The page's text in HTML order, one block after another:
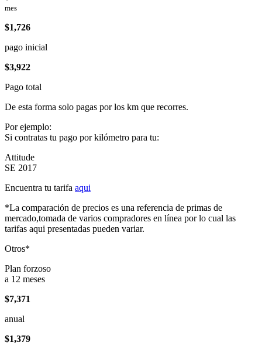
mes
$1,726
pago inicial
$3,922
Pago total
De esta forma solo pagas por los km que recorres.
Por ejemplo:
Si contratas tu pago por kilómetro para tu:
Attitude
SE 2017
Encuentra tu tarifa aqui
*La comparación de precios es una referencia de primas de
mercado,tomada de varios compradores en línea por lo cual las
tarifas aqui presentadas pueden variar.
Otros*
Plan forzoso
a 12 meses
$7,371
anual
$1,379